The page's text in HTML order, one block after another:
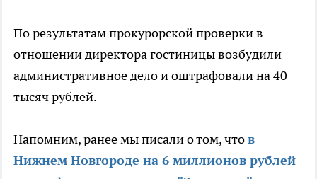
По результатам прокурорской проверки в
отношении директора гостиницы возбудили
административное дело и оштрафовали на 40
тысяч рублей.
Напомним, ранее мы писали о том, чтов
Нижнем Новгороде на 6 миллионов рублей